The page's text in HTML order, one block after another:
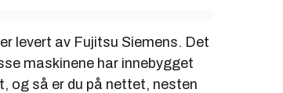
levert av Fujitsu Siemens. Det
maskinene har innebygget
og så er du på nettet, nesten